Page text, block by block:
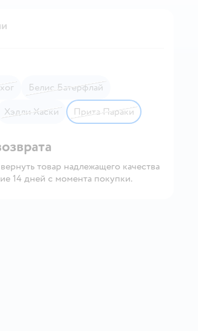
Белис Батерфлай
Хэдли Хаски Прита Параки
товар надлежащего качества
14 дней с момента покупки.